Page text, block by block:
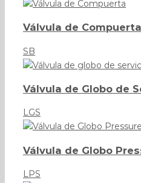
Válvula de
SB
Válvula de Globo de
LGS
Válvula de Globo
LPS